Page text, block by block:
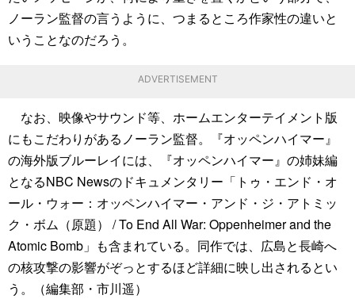
ノーラン監督の言うように、つまるところ作家性の違いと
いうことなのだろう。
ADVERTISEMENT
なお、映像やサウンド等、ホームエンターテイメント版
にもこだわりがあるノーラン監督。『オッペンハイマー』
の海外版ブルーレイには、『オッペンハイマー』の姉妹編
となるNBC Newsのドキュメンタリー「トゥ・エンド・オ
ール・ウォー：オッペンハイマー・アンド・ジ・アトミッ
ク・ボム（原題） / To End All War: Oppenheimer and the
Atomic Bomb」も含まれている。同作では、広島と長崎へ
の核攻撃の影響がぞっとするほど詳細に映し出されるとい
う。（編集部・市川遥）